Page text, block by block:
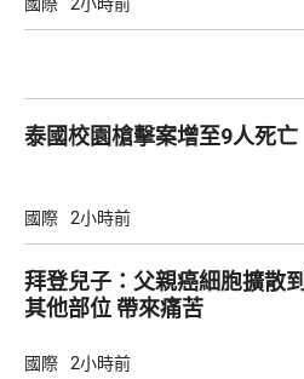
泰國校園槍擊案增至9人死亡
國際 2小時前
拜登兒子：父親癌細胞擴散到
其他部位 帶來痛苦
國際 2小時前